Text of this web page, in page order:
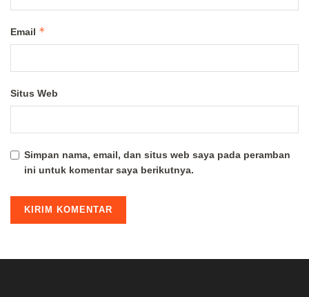
Email *
Situs Web
Simpan nama, email, dan situs web saya pada peramban
ini untuk komentar saya berikutnya.